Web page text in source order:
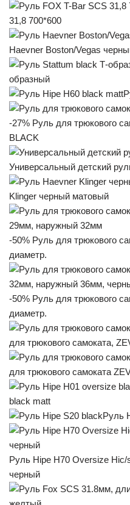
31,8 700*600
Haevner Boston/Vegas
образный
-27% Руль для трюкового
BLACK
Универсальный детский
Klinger черный матовый
-50% Руль для трюкового
диаметр.
-50% Руль для трюкового
диаметр.
для трюкового самоката,
для трюкового самоката
black matt
Руль
Руль Hipe H70 Oversize
черный